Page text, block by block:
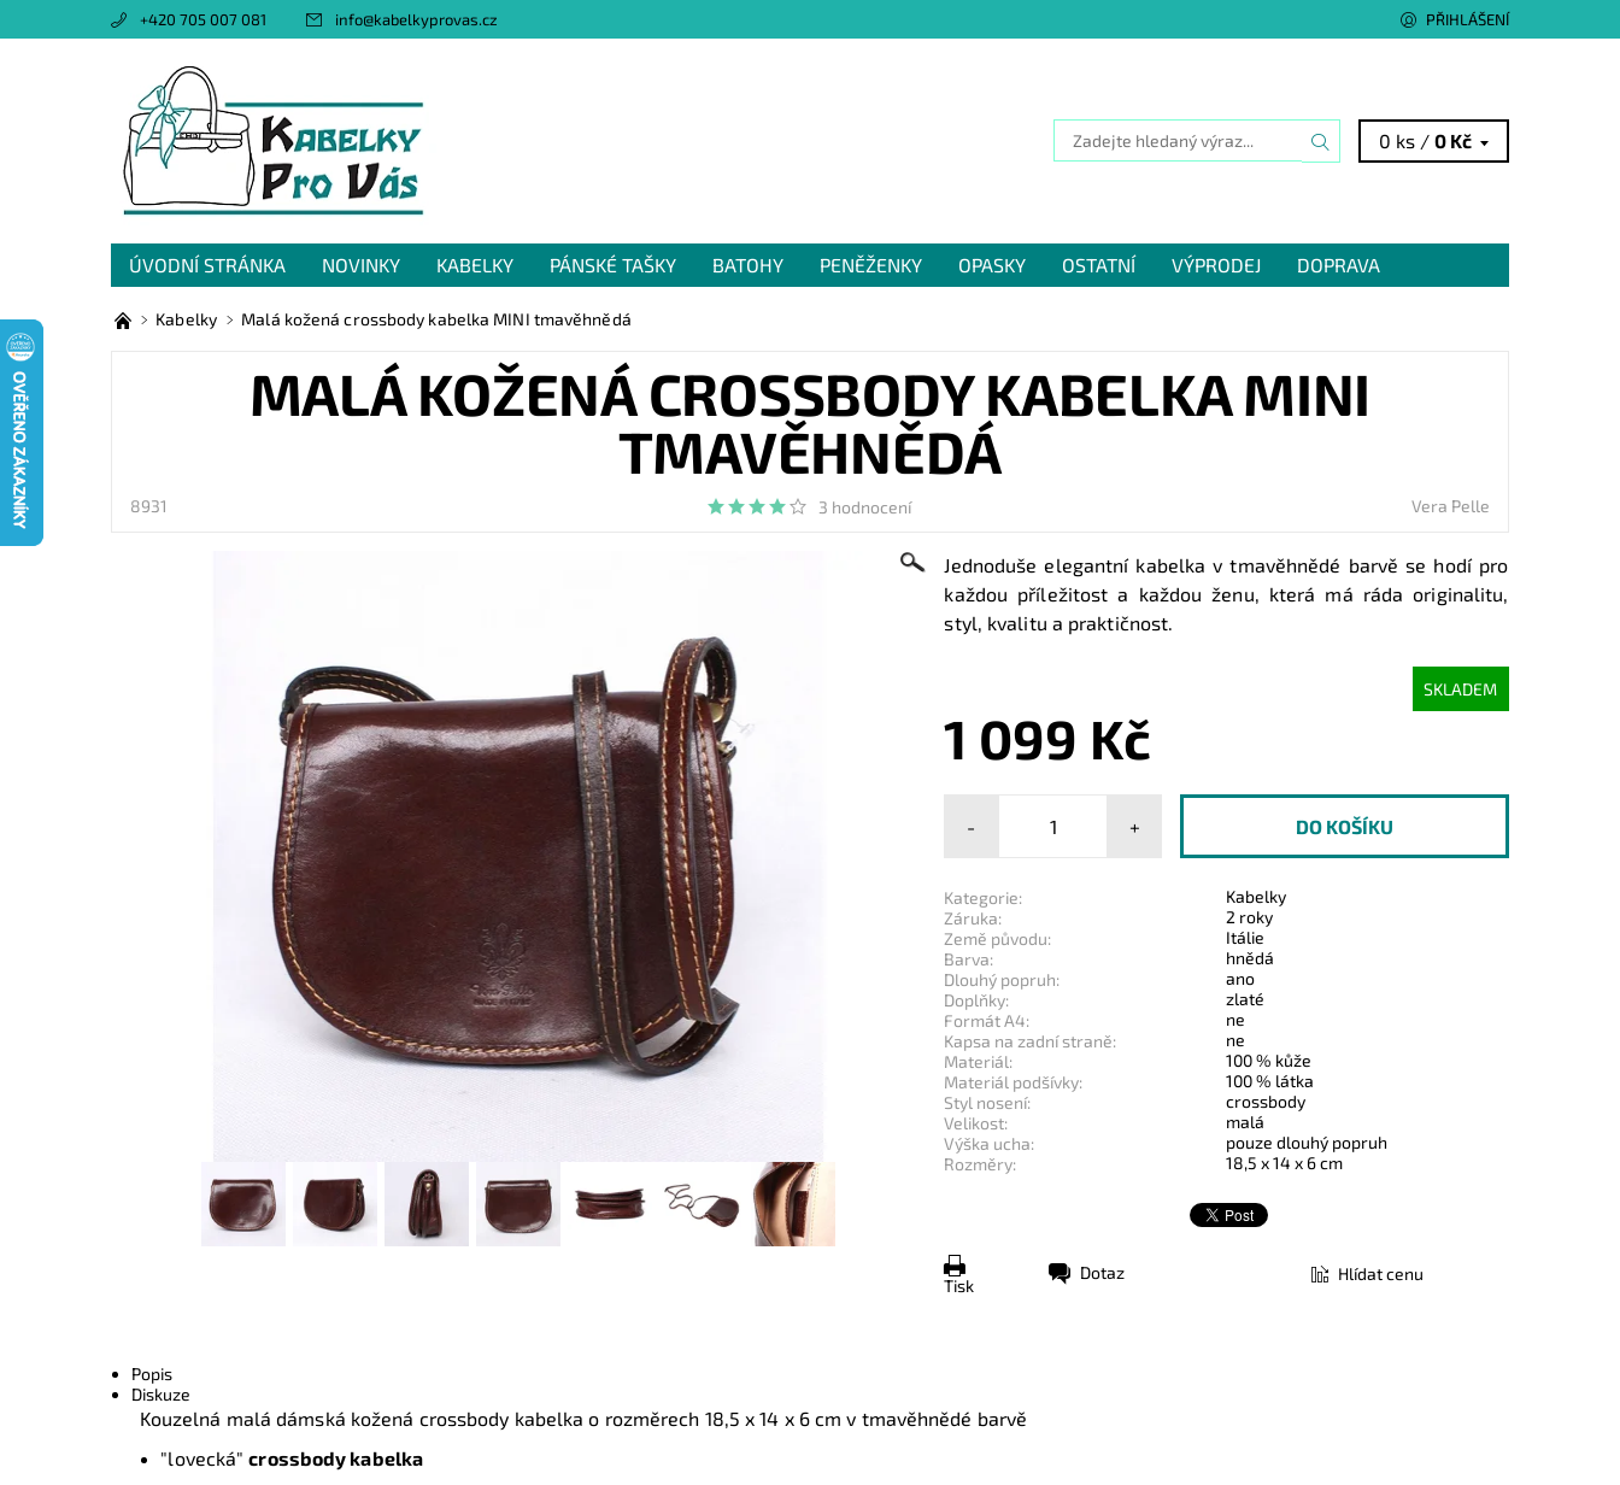
+420 705 007 081 info@kabelkyprovas.cz PŘIHLÁŠENÍ
0 ks /0 Kč
ÚVODNÍ STRÁNKA NOVINKY KABELKY PÁNSKÉ TAŠKY BATOHY PENĚŽENKY OPASKY OSTATNÍ VÝPRODEJ
DOPRAVA
OBCHODNÍ PODMÍNKY
GDPR NAPIŠTE NÁM
Kabelky Malá kožená crossbody kabelka MINI tmavěhnědá
MALÁ KOŽENÁ CROSSBODY KABELKA MINI
TMAVĚHNĚDÁ
8931 3 hodnocení Vera Pelle
Jednoduše elegantní kabelka v tmavěhnědé barvě se hodí pro
každou příležitost a každou ženu, která má ráda originalitu,
styl, kvalitu a praktičnost.
SKLADEM
1 099 Kč
- +
Kategorie:
Kabelky
Záruka:
2 roky
Země původu:
Itálie
Barva:
hnědá
Dlouhý popruh:
ano
Doplňky:
zlaté
Formát A4:
ne
Kapsa na zadní straně:
ne
Materiál:
100 % kůže
Materiál podšívky:
100 % látka
Styl nosení:
crossbody
Velikost:
malá
Výška ucha:
pouze dlouhý popruh
Rozměry:
18,5 x 14 x 6 cm
Tisk
Dotaz Hlídat cenu
Popis
Diskuze
Kouzelná malá dámská kožená crossbody kabelka o rozměrech 18,5 x 14 x 6 cm v tmavěhnědé barvě
"lovecká"crossbody kabelka